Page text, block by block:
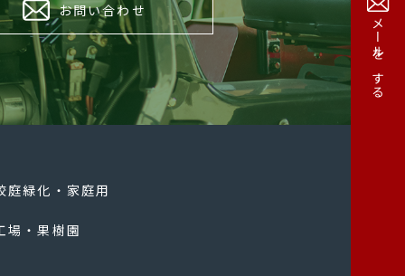
お問い合わせ
庭緑化・家庭用
場・果樹園
メールをする